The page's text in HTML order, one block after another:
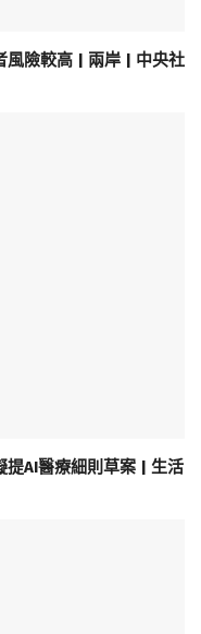
險較高 | 兩岸 | 中央社
AI醫療細則草案 | 生活